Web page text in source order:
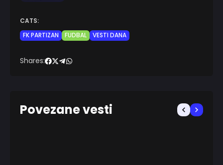
CATS:
FK PARTIZAN
FUDBAL VESTI DANA
Shares:
Povezane vesti